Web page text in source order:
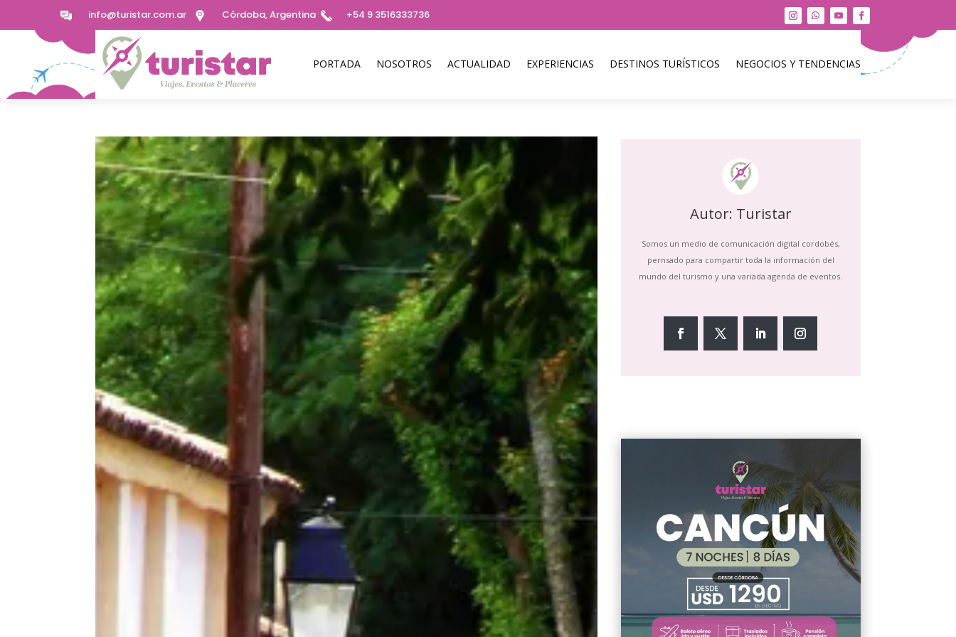
info@turistar.com.ar Córdoba, Argentina +54 9 3516333736
PORTADA NOSOTROS ACTUALIDAD EXPERIENCIAS DESTINOS TURÍSTICOS NEGOCIOS Y TENDENCIAS
Autor: Turistar
Somos un medio de comunicación digital cordobés,
pernsado para compartir toda la información del
mundo del turismo y una variada agenda de eventos.